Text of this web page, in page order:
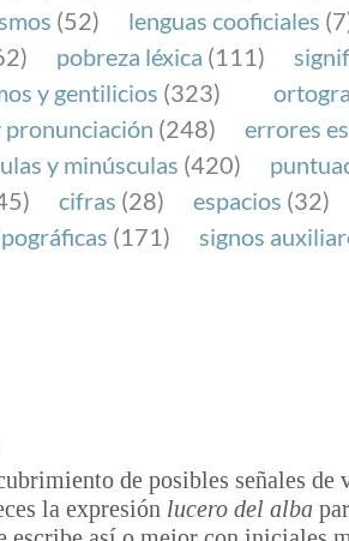
(52) lenguas cooficiales
pobreza léxica (111)
y gentilicios (323)
pronunciación (248)
errores
y minúsculas (420)
cifras (28) espacios (32)
(171)
signos
de posibles señales de
la expresión lucero del alba